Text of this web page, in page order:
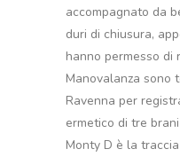
accompagnato da
duri di chiusura,
hanno permesso di
Manovalanza sono
Ravenna per
ermetico di tre
Monty D è la